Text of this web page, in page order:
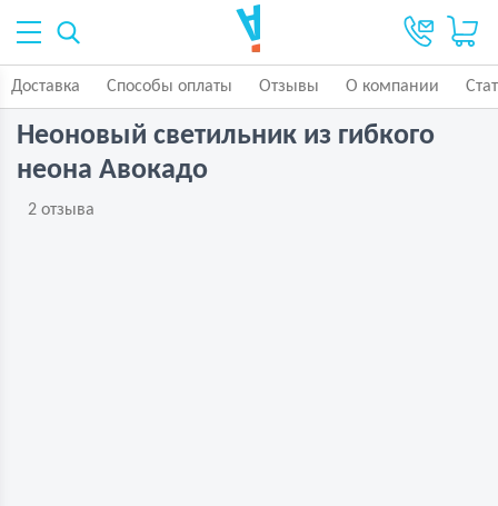
Доставка Способы оплаты Отзывы О компании
Неоновый светильник из гибкого
неона Авокадо
2 отзыва